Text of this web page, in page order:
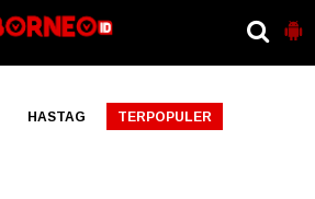
HASTAG TERPOPULER